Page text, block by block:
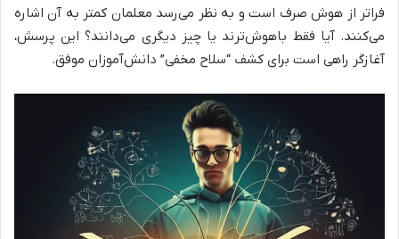
فراتر از هوش صرف است و به نظر می‌رسد معلمان کمتر به آن اشاره
می‌کنند. آیا فقط باهوش‌ترند یا چیز دیگری می‌دانند؟ این پرسش،
آغازگر راهی است برای کشف “سلاح مخفی” دانش‌آموزان موفق.